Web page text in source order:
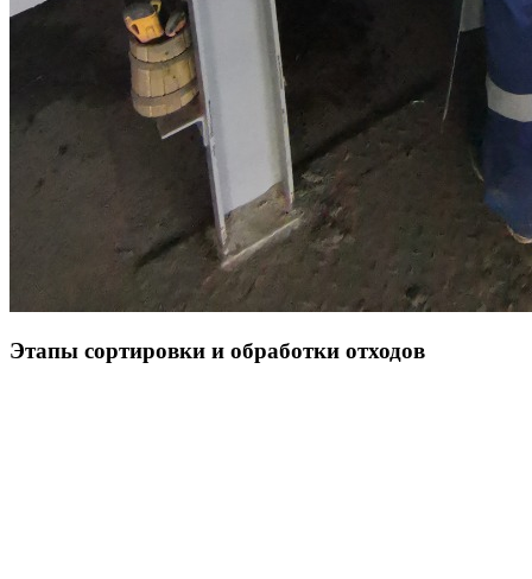
Этапы сортировки и обработки отходов